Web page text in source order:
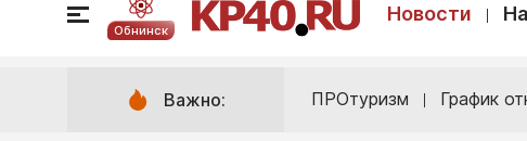
Обнинск
Новости
Важно: ПРОтуризм График